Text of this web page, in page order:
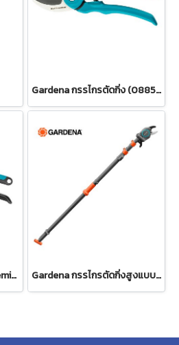
Gardena กรรไกรตัดกิ่ง (08853-34)
Gardena กรรไกรตัดกิ่ง PremiumCut Pro -สำหรับตัดกิ่งกว้างสูงสุด 24 มม. (12251-20) Gardena กรรไกรตัดกิ่งสูงแบบดึง ปรับความยาวได้ 400 ซม. (12081-20)